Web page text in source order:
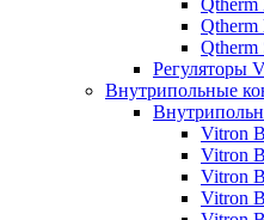
Qtherm
Регуляторы
Внутрипольные
Vitron
Vitron
Vitron
Vitron